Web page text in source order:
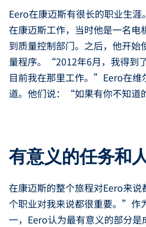
Eero在康迈斯有很长的职业生
在康迈斯工作，当时他是一名电
到质量控制部门。之后，他开始
量程序。“2012年6月，我得到
目前我在那里工作。”Eero在维
道。他们说：“如果有你不知道
有意义的任务和
在康迈斯的整个旅程对Eero来
个职业对我来说都很重要。”作
一，Eero认为最有意义的部分